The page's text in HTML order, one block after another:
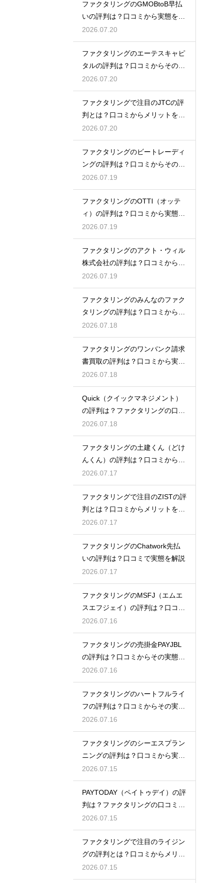
ファクタリングのGMOBtoB早払
いの評判は？口コミから実態を徹
底解説
2026.07.20
ファクタリングのエーテスキャピ
タルの評判は？口コミからその実
態を徹底解説
2026.07.20
ファクタリングで注目のJTCの評
判とは？口コミからメリットを徹
底解説
2026.07.20
ファクタリングのビートレーディ
ングの評判は？口コミからその実
態を徹底解説
2026.07.19
ファクタリングのOTTI（オッテ
ィ）の評判は？口コミから実態を
徹底解説
2026.07.19
ファクタリングのアクト・ウィル
株式会社の評判は？口コミから実
態を徹底解説
2026.07.19
ファクタリングのみんなのファク
タリングの評判は？口コミから実
態を徹底解説
2026.07.18
ファクタリングのワンバンク請求
書買取の評判は？口コミから実態
を徹底解説
2026.07.18
Quick（クイックマネジメント）
の評判は？ファクタリングの口コ
ミ検証
2026.07.18
ファクタリングの土建くん（どけ
んくん）の評判は？口コミから実
態を徹底解説
2026.07.17
ファクタリングで注目のZISTの評
判とは？口コミからメリットを徹
底解説
2026.07.17
ファクタリングのChatwork先払
いの評判は？口コミで実態を解説
2026.07.17
ファクタリングのMSFJ（エムエ
スエフジェイ）の評判は？口コミ
から検証
2026.07.16
ファクタリングの売掛金PAYJBL
の評判は？口コミからその実態を
徹底解説
2026.07.16
ファクタリングのハートフルライ
フの評判は？口コミからその実態
を徹底解説
2026.07.16
ファクタリングのシーエスプラン
ニングの評判は？口コミから実態
を徹底解説
2026.07.15
PAYTODAY（ペイトゥデイ）の評
判は？ファクタリングの口コミ検
証
2026.07.15
ファクタリングで注目のライジン
グの評判とは？口コミからメリッ
トを徹底解説
2026.07.15